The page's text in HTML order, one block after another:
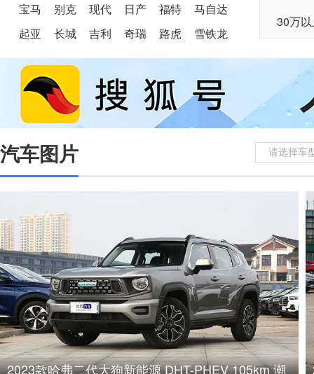
宝马
别克 现代 日产 福特
马自达
起亚
长城 吉利 奇瑞 路虎 雪铁龙
30万
汽车图片 请选择车
2023款哈弗二代大狗新能源 DHT-PHEV 105km 潮